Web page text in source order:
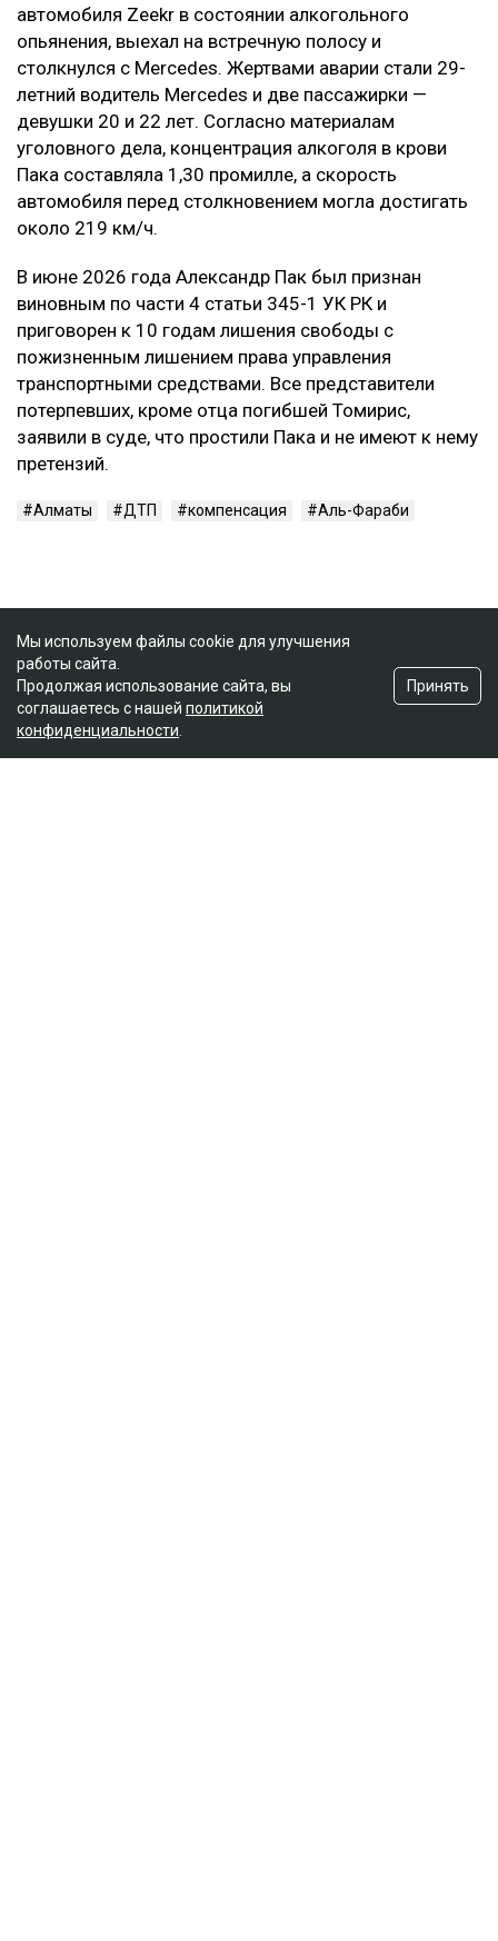
автомобиля Zeekr в состоянии алкогольного
опьянения, выехал на встречную полосу и
столкнулся с Mercedes. Жертвами аварии стали 29-
летний водитель Mercedes и две пассажирки —
девушки 20 и 22 лет. Согласно материалам
уголовного дела, концентрация алкоголя в крови
Пака составляла 1,30 промилле, а скорость
автомобиля перед столкновением могла достигать
около 219 км/ч.
В июне 2026 года Александр Пак был признан
виновным по части 4 статьи 345-1 УК РК и
приговорен к 10 годам лишения свободы с
пожизненным лишением права управления
транспортными средствами. Все представители
потерпевших, кроме отца погибшей Томирис,
заявили в суде, что простили Пака и не имеют к нему
претензий.
Алматы ДТП компенсация Аль-Фараби
Мы используем файлы cookie для улучшения
работы сайта.
Продолжая использование сайта, вы
соглашаетесь с нашей политикой
конфиденциальности
Принять